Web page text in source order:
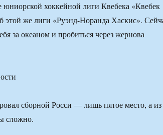
юниорской хоккейной лиги Квебека «Квебек
этой же лиги «Руэнд-Норанда Хаскис».
за океаном и пробиться через жернова
сборной Росси — лишь пятое место, а из
сложно.